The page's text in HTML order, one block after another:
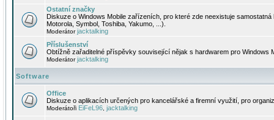
Ostatní značky
Diskuze o Windows Mobile zařízeních, pro které zde neexistuje
Motorola, Symbol, Toshiba, Yakumo, ...).
Moderátorjacktalking
Příslušenství
Obtížně zařaditelné příspěvky související nějak s hardwarem pro Windows
Moderátorjacktalking
Software
Office
Diskuze o aplikacích určených pro kancelářské a firemní využití, pro
Moderátoři EiFeL96 jacktalking